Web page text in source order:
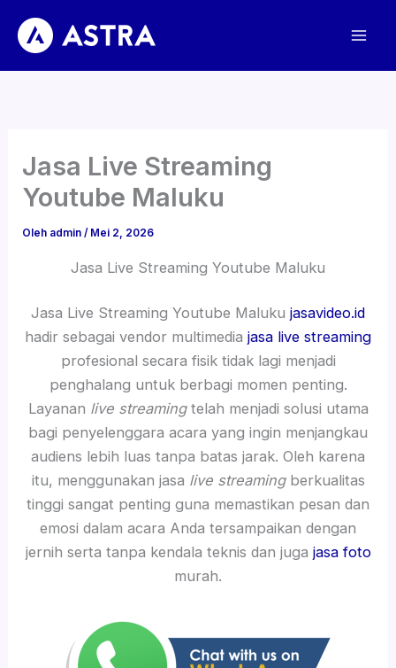
konten
Jasa Live Streaming
Youtube Maluku
Oleh admin/ Mei 2, 2026
Jasa Live Streaming Youtube Maluku
Jasa Live Streaming Youtube Maluku jasavideo.id
hadir sebagai vendor multimedia jasa live streaming
profesional secara fisik tidak lagi menjadi
penghalang untuk berbagi momen penting.
Layanan live streamingtelah menjadi solusi utama
bagi penyelenggara acara yang ingin menjangkau
audiens lebih luas tanpa batas jarak. Oleh karena
itu, menggunakan jasa live streamingberkualitas
tinggi sangat penting guna memastikan pesan dan
emosi dalam acara Anda tersampaikan dengan
jernih serta tanpa kendala teknis dan juga jasa foto
murah.